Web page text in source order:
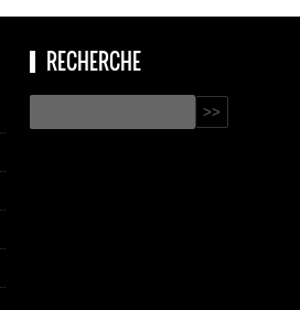
RECHERCHE